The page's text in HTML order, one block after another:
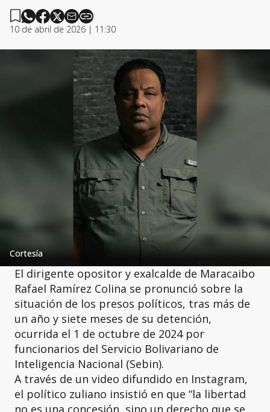
10 de abril de 2026 | 11:30
Cortesía
El dirigente opositor y exalcalde de Maracaibo
Rafael Ramírez Colina se pronunció sobre la
situación de los presos políticos, tras más de
un año y siete meses de su detención,
ocurrida el 1 de octubre de 2024 por
funcionarios del Servicio Bolivariano de
Inteligencia Nacional (Sebin).
A través de un video difundido en Instagram,
el político zuliano insistió en que “la libertad
no es una concesión, sino un derecho que se